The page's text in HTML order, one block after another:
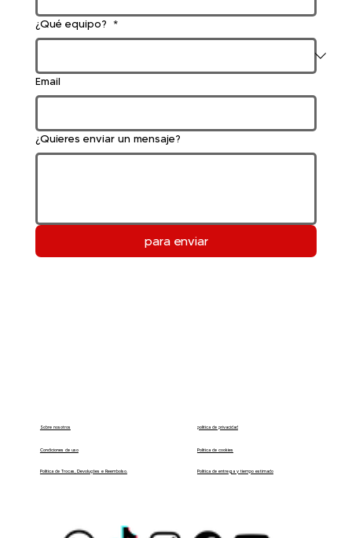
¿Qué equipo? *
Email
¿Quieres enviar un mensaje?
para enviar
Sobre nosotros
Condiciones de uso
Política de Trocas, Devoluções e Reembolso. Política de entrega y tiempo estimado
Política de cookies
política de privacidad